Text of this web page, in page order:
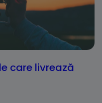
care livrează